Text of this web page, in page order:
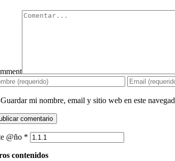
Guardar mi nombre, email y sitio web en este
@ño *
contenidos